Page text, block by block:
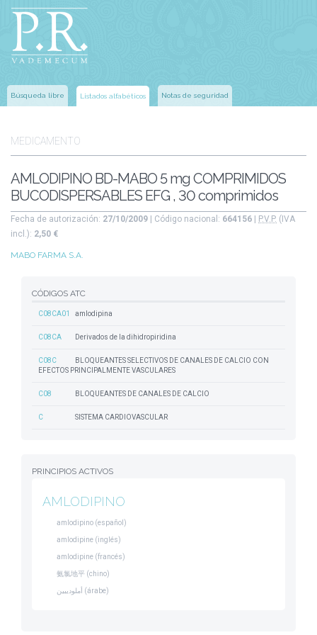
Búsqueda libre Listados alfabéticos Notas de seguridad
MEDICAMENTO
AMLODIPINO BD-MABO 5 mg COMPRIMIDOS
BUCODISPERSABLES EFG , 30 comprimidos
Fecha de autorización: 27/10/2009 | Código nacional: 664156 P.V.P. (IVA
incl.): 2,50 €
MABO FARMA S.A.
CÓDIGOS ATC
C08CA01 amlodipina
C08CA Derivados de la dihidropiridina
C08C
BLOQUEANTES SELECTIVOS DE CANALES DE CALCIO CON
EFECTOS PRINCIPALMENTE VASCULARES
C08 BLOQUEANTES DE CANALES DE CALCIO
C SISTEMA CARDIOVASCULAR
PRINCIPIOS ACTIVOS
AMLODIPINO
amlodipino (español)
amlodipine (inglés)
amlodipine (francés)
氨氯地平 (chino)
أملوديبين (árabe)